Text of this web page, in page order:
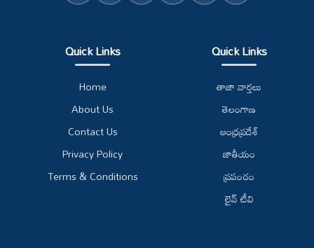
Quick Links
Home
About Us
Contact Us
Privacy Policy
Terms & Conditions
Quick Links
తాజా వార్తలు
తెలంగాణ
ఆంధ్రప్రదేశ్
జాతీయం
ప్రపంచం
లైవ్ టీవి